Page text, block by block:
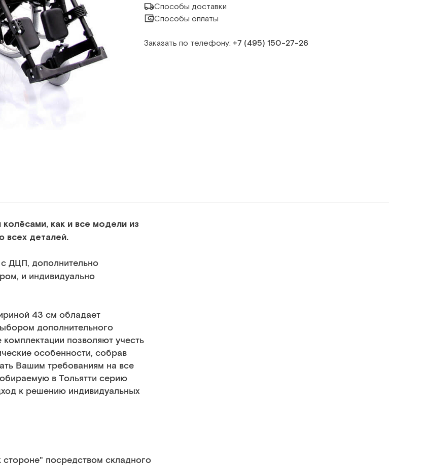
Способы доставки
Способы оплаты
Заказать по телефону: +7 (495) 150‑27‑26
как и все модели из
всех деталей.
ДЦП, дополнительно
и индивидуально
43 см обладает
дополнительного
позволяют учесть
особенности, собрав
Вашим требованиям на все
в Тольятти серию
к решению индивидуальных
посредством складного